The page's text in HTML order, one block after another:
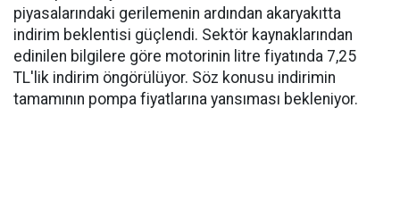
piyasalarındaki gerilemenin ardından akaryakıtta
indirim beklentisi güçlendi. Sektör kaynaklarından
edinilen bilgilere göre motorinin litre fiyatında 7,25
TL'lik indirim öngörülüyor. Söz konusu indirimin
tamamının pompa fiyatlarına yansıması bekleniyor.